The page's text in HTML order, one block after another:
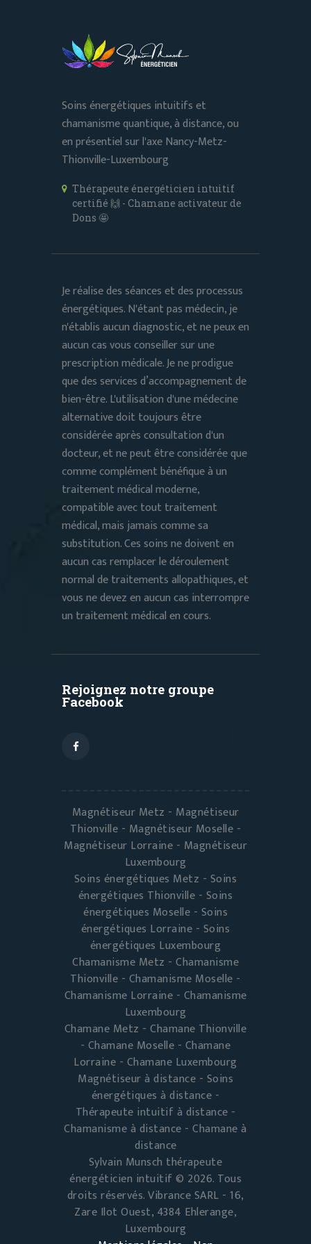
Soins énergétiques intuitifs et
chamanisme quantique, à distance, ou
en présentiel sur l'axe Nancy-Metz-
Thionville-Luxembourg
Thérapeute énergéticien intuitif
certifié 🙌 - Chamane activateur de
Dons 🤩
Je réalise des séances et des processus
énergétiques. N'étant pas médecin, je
n'établis aucun diagnostic, et ne peux en
aucun cas vous conseiller sur une
prescription médicale. Je ne prodigue
que des services d’accompagnement de
bien-être. L'utilisation d'une médecine
alternative doit toujours être
considérée après consultation d'un
docteur, et ne peut être considérée que
comme complément bénéfique à un
traitement médical moderne,
compatible avec tout traitement
médical, mais jamais comme sa
substitution. Ces soins ne doivent en
aucun cas remplacer le déroulement
normal de traitements allopathiques, et
vous ne devez en aucun cas interrompre
un traitement médical en cours.
Rejoignez notre groupe
Facebook
Magnétiseur Metz - Magnétiseur
Thionville - Magnétiseur Moselle -
Magnétiseur Lorraine - Magnétiseur
Luxembourg
Soins énergétiques Metz - Soins
énergétiques Thionville - Soins
énergétiques Moselle - Soins
énergétiques Lorraine - Soins
énergétiques Luxembourg
Chamanisme Metz - Chamanisme
Thionville - Chamanisme Moselle -
Chamanisme Lorraine - Chamanisme
Luxembourg
Chamane Metz - Chamane Thionville
- Chamane Moselle - Chamane
Lorraine - Chamane Luxembourg
Magnétiseur à distance - Soins
énergétiques à distance -
Thérapeute intuitif à distance -
Chamanisme à distance - Chamane à
distance
Sylvain Munsch thérapeute
énergéticien intuitif © 2026. Tous
droits réservés. Vibrance SARL - 16,
Zare Ilot Ouest, 4384 Ehlerange,
Luxembourg